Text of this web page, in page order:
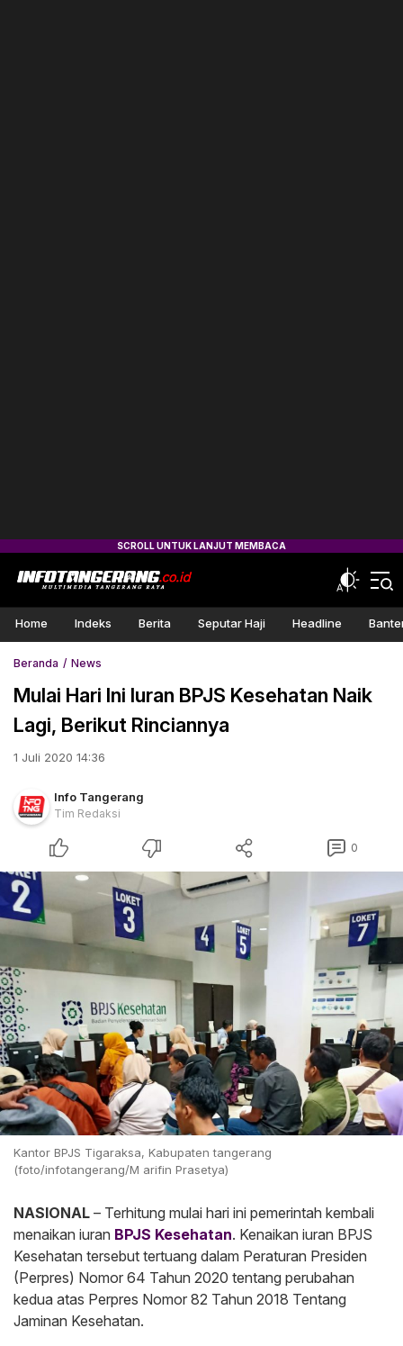
Home Indeks Berita Seputar Haji Headline
Beranda News
Mulai Hari Ini Iuran BPJS Kesehatan Naik
Lagi, Berikut Rinciannya
1 Juli 2020 14:36
Info Tangerang
Tim Redaksi
0
Kantor BPJS Tigaraksa, Kabupaten tangerang
(foto/infotangerang/M arifin Prasetya)
NASIONAL – Terhitung mulai hari ini pemerintah kembali
menaikan iuran BPJS Kesehatan. Kenaikan iuran BPJS
Kesehatan tersebut tertuang dalam Peraturan Presiden
(Perpres) Nomor 64 Tahun 2020 tentang perubahan
kedua atas Perpres Nomor 82 Tahun 2018 Tentang
Jaminan Kesehatan.